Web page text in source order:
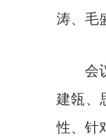
涛、毛
会
建瓴、
性、针